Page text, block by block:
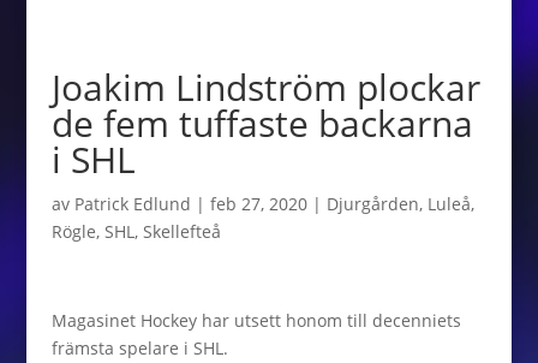
Joakim Lindström plockar
de fem tuffaste backarna
i SHL
av Patrick Edlund | feb 27, 2020| Djurgården, Luleå,
Rögle, SHL, Skellefteå
Magasinet Hockey har utsett honom till decenniets
främsta spelare i SHL.